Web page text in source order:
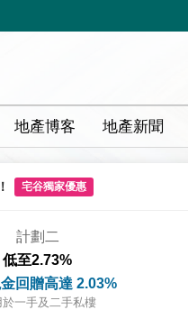
地產博客 地產新聞
宅谷獨家優惠
計劃二
低至2.73%
回贈高達 2.03%
於一手及二手私樓